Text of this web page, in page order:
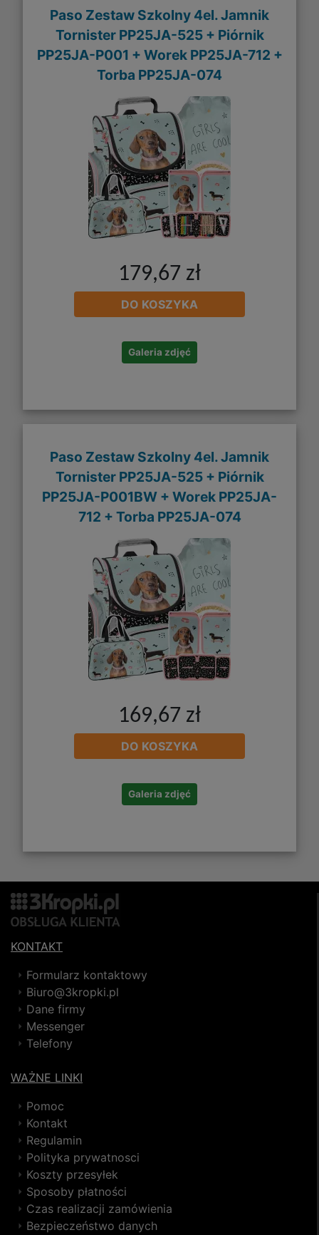
Paso Zestaw Szkolny 4el. Jamnik
Tornister PP25JA-525 + Piórnik
PP25JA-P001 + Worek PP25JA-712 +
Torba PP25JA-074
179,67 zł
DO KOSZYKA
Galeria zdjęć
Paso Zestaw Szkolny 4el. Jamnik
Tornister PP25JA-525 + Piórnik
PP25JA-P001BW + Worek PP25JA-
712 + Torba PP25JA-074
169,67 zł
DO KOSZYKA
Galeria zdjęć
KONTAKT
Formularz kontaktowy
Biuro@3kropki.pl
Dane firmy
Messenger
Telefony
WAŻNE LINKI
Pomoc
Kontakt
Regulamin
Polityka prywatnosci
Koszty przesyłek
Sposoby płatności
Czas realizacji zamówienia
Bezpieczeństwo danych